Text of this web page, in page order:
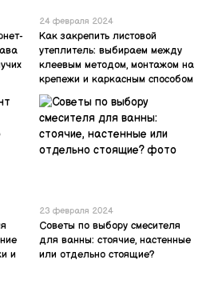
24 февраля 2024
Как закрепить листовой
утеплитель: выбираем между
клеевым методом, монтажом на
крепежи и каркасным способом
и
23 февраля 2024
Советы по выбору смесителя
для ванны: стоячие, настенные
или отдельно стоящие?